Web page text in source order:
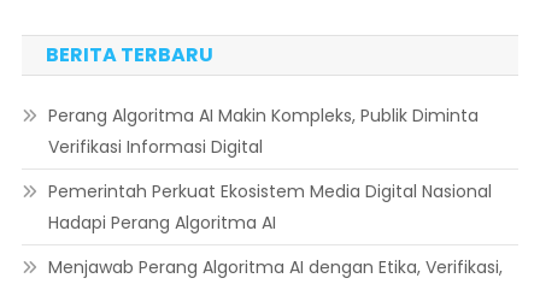
BERITA TERBARU
Perang Algoritma AI Makin Kompleks, Publik Diminta
Verifikasi Informasi Digital
Pemerintah Perkuat Ekosistem Media Digital Nasional
Hadapi Perang Algoritma AI
Menjawab Perang Algoritma AI dengan Etika, Verifikasi,